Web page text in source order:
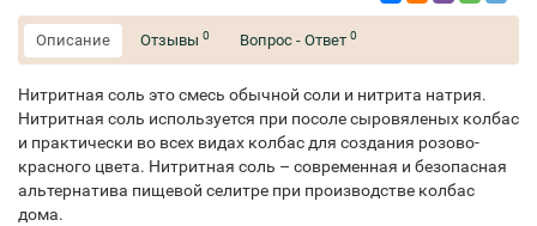
Описание Отзывы 0 Вопрос - Ответ 0
Нитритная соль это смесь обычной соли и нитрита натрия.
Нитритная соль используется при посоле сыровяленых колбас
и практически во всех видах колбас для создания розово-
красного цвета. Нитритная соль – современная и безопасная
альтернатива пищевой селитре при производстве колбас
дома.